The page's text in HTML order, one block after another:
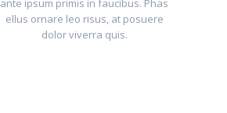
ellus ornare leo risus, at posuere
dolor viverra quis.